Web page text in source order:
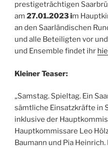
prestigeträchtigen
am 27.01.2023 im
an den Saarländischen
und alle Beteiligten vor
und Ensemble findet ihr
Kleiner Teaser:
„Samstag. Spieltag. Ein
sämtliche Einsatzkräfte in
inklusive der
Hauptkommissare Leo
Baumann und Pia